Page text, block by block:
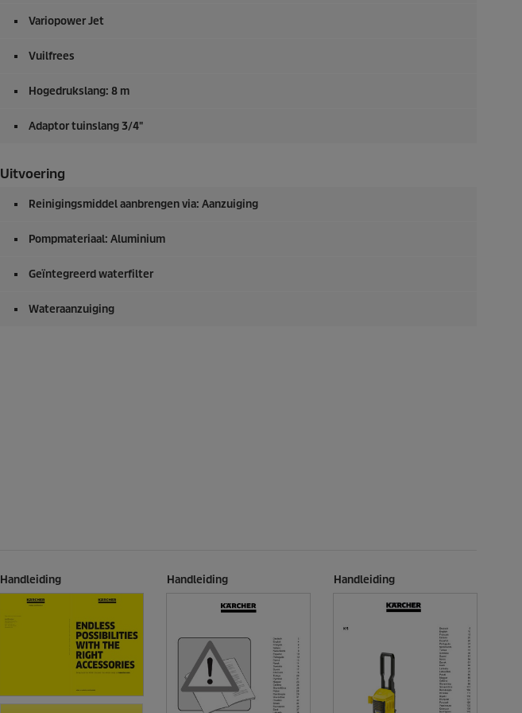
Variopower Jet
Vuilfrees
Hogedrukslang: 8 m
Adaptor tuinslang 3/4"
Uitvoering
Reinigingsmiddel aanbrengen via: Aanzuiging
Pompmateriaal: Aluminium
Geïntegreerd waterfilter
Wateraanzuiging
Handleiding Handleiding Handleiding